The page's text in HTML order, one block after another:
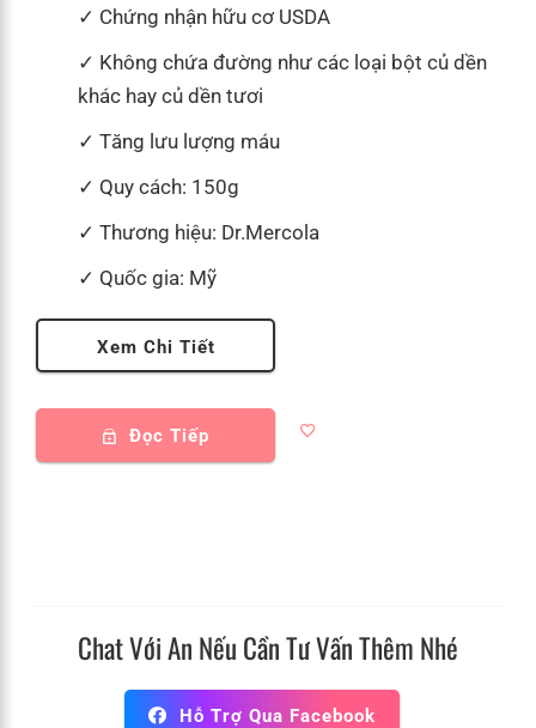
Chứng nhận hữu cơ USDA
Không chứa đường như các loại bột củ dền
khác hay củ dền tươi
Tăng lưu lượng máu
Quy cách: 150g
Thương hiệu: Dr.Mercola
Quốc gia: Mỹ
Xem Chi Tiết
Đọc Tiếp
Chat Với An Nếu Cần Tư Vấn Thêm Nhé
Hỗ Trợ Qua Facebook